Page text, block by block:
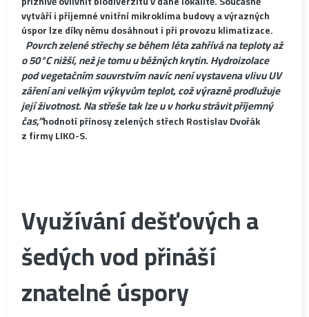
vytváří i příjemné vnitřní mikroklima budovy a výrazných
úspor lze díky němu dosáhnout i při provozu klimatizace.
„Povrch zelené střechy se během léta zahřívá na teploty až
o 50°C nižší, než je tomu u běžných krytin. Hydroizolace
pod vegetačním souvrstvím navíc není vystavena vlivu UV
záření ani velkým výkyvům teplot, což výrazně prodlužuje
její životnost. Na střeše tak lze u v horku strávit příjemný
čas,“hodnotí přínosy zelených střech Rostislav Dvořák
z firmy LIKO-S.
Využívání dešťových a
šedých vod přináší
znatelné úspory